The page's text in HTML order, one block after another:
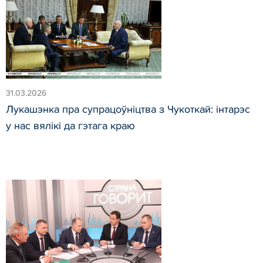
31.03.2026
Лукашэнка пра супрацоўніцтва з Чукоткай: інтарэс
у нас вялікі да гэтага краю